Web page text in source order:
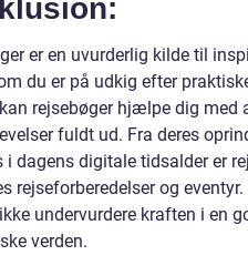
er en uvurderlig kilde til
du er på udkig efter
rejsebøger hjælpe dig med
fuldt ud. Fra deres
i dagens digitale tidsalder er
rejseforberedelser og
undervurdere kraften i en
verden.